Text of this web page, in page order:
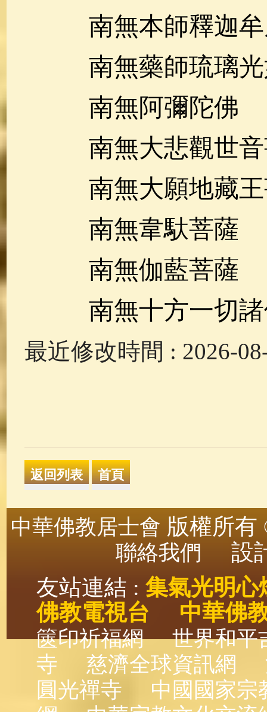
南無本師釋迦牟
南無藥師琉璃光
南無阿彌陀佛
南無大悲觀世音
南無大願地藏王
南無韋馱菩薩
南無伽藍菩薩
南無十方一切諸
最近修改時間 : 2026-
中華佛教居士會 版權所
聯絡我們
設
友站連結 : 集氣光明心
佛教電視台
中華佛
篋印祈福網
世界和平
寺
慈濟全球資訊網
圓光禪寺
中國國家宗